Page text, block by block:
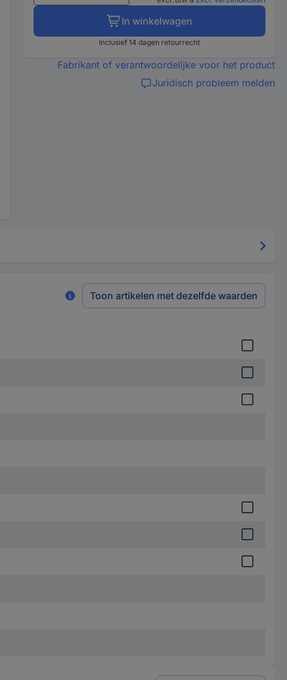
In winkelwagen
Inclusief 14 dagen retourrecht
Fabrikant of verantwoordelijke voor het product
Juridisch probleem melden
Toon artikelen met dezelfde waarden